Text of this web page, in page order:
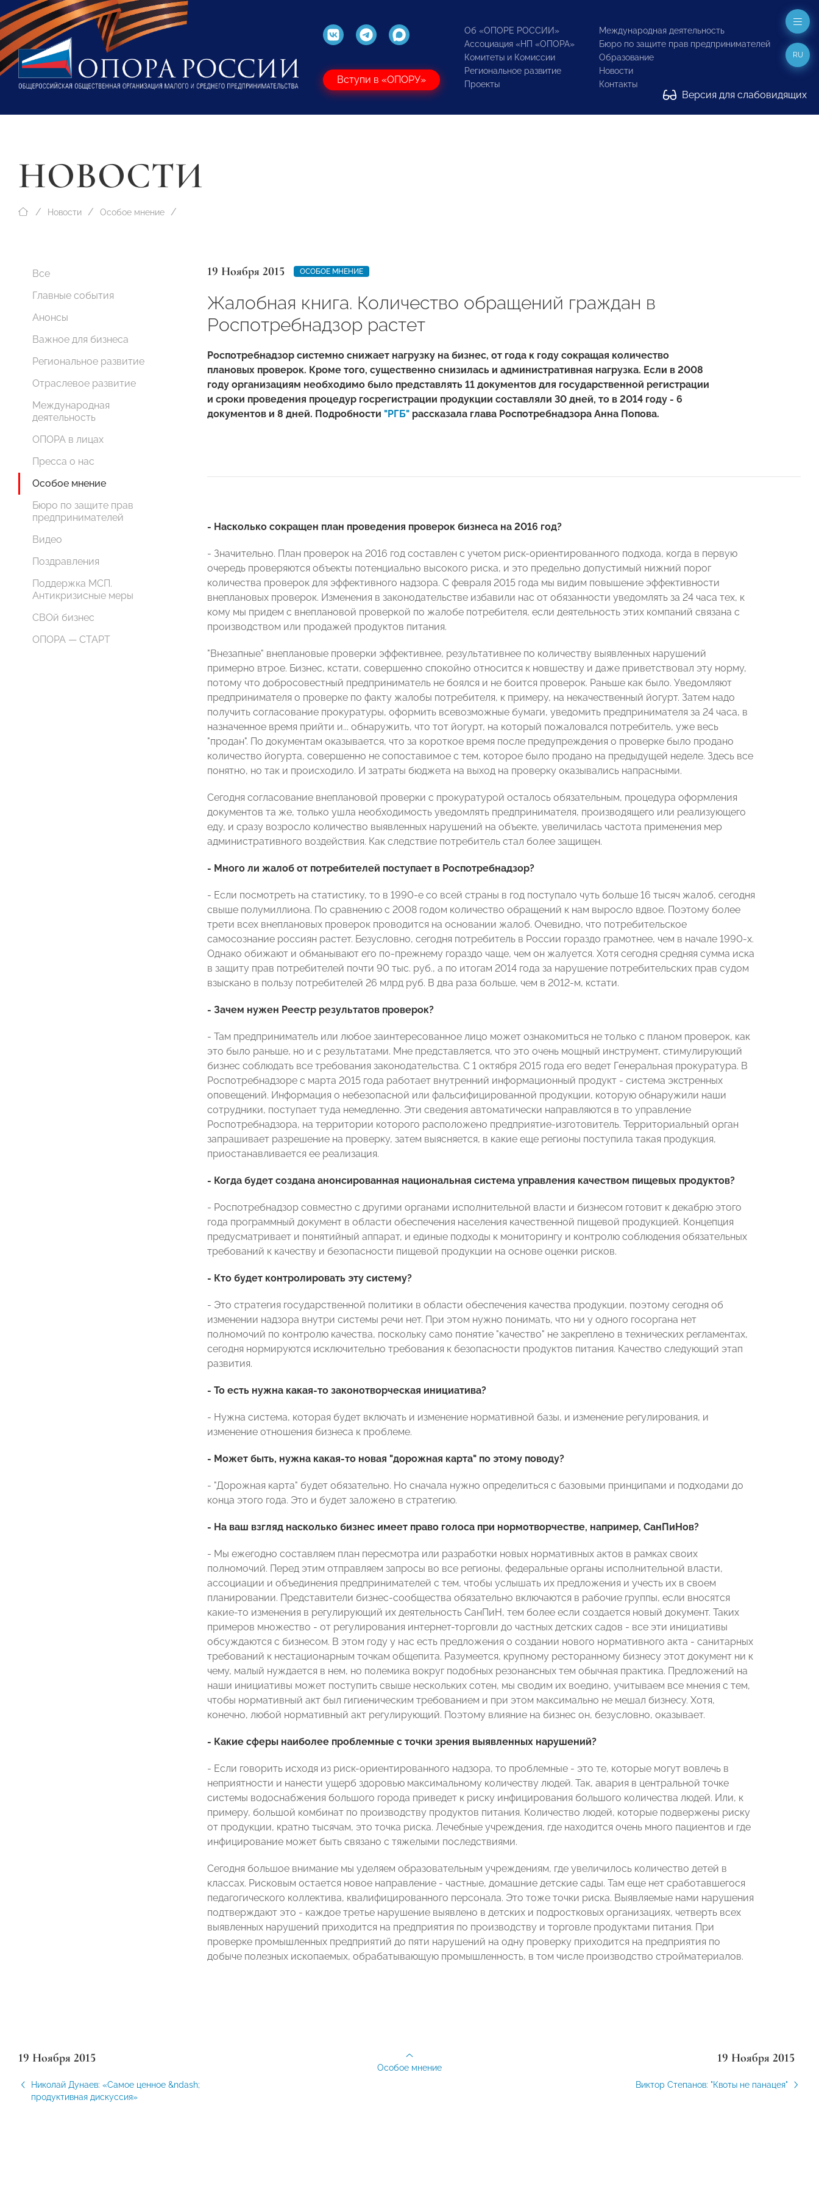
Вступи в «ОПОРУ»
Об «ОПОРЕ РОССИИ»
Ассоциация «НП «ОПОРА»
Комитеты и Комиссии
Региональное развитие
Проекты
Международная деятельность
Бюро по защите прав предпринимателей
Образование
Новости
Контакты
Версия для слабовидящих
RU
НОВОСТИ
Новости Особое мнение
Все
Главные события
Анонсы
Важное для бизнеса
Региональное развитие
Отраслевое развитие
Международная
деятельность
ОПОРА в лицах
Пресса о нас
Особое мнение
Бюро по защите прав
предпринимателей
Видео
Поздравления
Поддержка МСП.
Антикризисные меры
СВОй бизнес
ОПОРА — СТАРТ
19 Ноября 2015 ОСОБОЕ МНЕНИЕ
Жалобная книга. Количество обращений граждан в
Роспотребнадзор растет
Роспотребнадзор системно снижает нагрузку на бизнес, от года к году сокращая количество
плановых проверок. Кроме того, существенно снизилась и административная нагрузка. Если в 2008
году организациям необходимо было представлять 11 документов для государственной регистрации
и сроки проведения процедур госрегистрации продукции составляли 30 дней, то в 2014 году - 6
документов и 8 дней. Подробности "РГБ" рассказала глава Роспотребнадзора Анна Попова.
- Насколько сокращен план проведения проверок бизнеса на 2016 год?
- Значительно. План проверок на 2016 год составлен с учетом риск-ориентированного подхода, когда в первую
очередь проверяются объекты потенциально высокого риска, и это предельно допустимый нижний порог
количества проверок для эффективного надзора. С февраля 2015 года мы видим повышение эффективности
внеплановых проверок. Изменения в законодательстве избавили нас от обязанности уведомлять за 24 часа тех, к
кому мы придем с внеплановой проверкой по жалобе потребителя, если деятельность этих компаний связана с
производством или продажей продуктов питания.
"Внезапные" внеплановые проверки эффективнее, результативнее по количеству выявленных нарушений
примерно втрое. Бизнес, кстати, совершенно спокойно относится к новшеству и даже приветствовал эту норму,
потому что добросовестный предприниматель не боялся и не боится проверок. Раньше как было. Уведомляют
предпринимателя о проверке по факту жалобы потребителя, к примеру, на некачественный йогурт. Затем надо
получить согласование прокуратуры, оформить всевозможные бумаги, уведомить предпринимателя за 24 часа, в
назначенное время прийти и... обнаружить, что тот йогурт, на который пожаловался потребитель, уже весь
"продан". По документам оказывается, что за короткое время после предупреждения о проверке было продано
количество йогурта, совершенно не сопоставимое с тем, которое было продано на предыдущей неделе. Здесь все
понятно, но так и происходило. И затраты бюджета на выход на проверку оказывались напрасными.
Сегодня согласование внеплановой проверки с прокуратурой осталось обязательным, процедура оформления
документов та же, только ушла необходимость уведомлять предпринимателя, производящего или реализующего
еду, и сразу возросло количество выявленных нарушений на объекте, увеличилась частота применения мер
административного воздействия. Как следствие потребитель стал более защищен.
- Много ли жалоб от потребителей поступает в Роспотребнадзор?
- Если посмотреть на статистику, то в 1990-е со всей страны в год поступало чуть больше 16 тысяч жалоб, сегодня
свыше полумиллиона. По сравнению с 2008 годом количество обращений к нам выросло вдвое. Поэтому более
трети всех внеплановых проверок проводится на основании жалоб. Очевидно, что потребительское
самосознание россиян растет. Безусловно, сегодня потребитель в России гораздо грамотнее, чем в начале 1990-х.
Однако обижают и обманывают его по-прежнему гораздо чаще, чем он жалуется. Хотя сегодня средняя сумма иска
в защиту прав потребителей почти 90 тыс. руб., а по итогам 2014 года за нарушение потребительских прав судом
взыскано в пользу потребителей 26 млрд руб. В два раза больше, чем в 2012-м, кстати.
- Зачем нужен Реестр результатов проверок?
- Там предприниматель или любое заинтересованное лицо может ознакомиться не только с планом проверок, как
это было раньше, но и с результатами. Мне представляется, что это очень мощный инструмент, стимулирующий
бизнес соблюдать все требования законодательства. С 1 октября 2015 года его ведет Генеральная прокуратура. В
Роспотребнадзоре с марта 2015 года работает внутренний информационный продукт - система экстренных
оповещений. Информация о небезопасной или фальсифицированной продукции, которую обнаружили наши
сотрудники, поступает туда немедленно. Эти сведения автоматически направляются в то управление
Роспотребнадзора, на территории которого расположено предприятие-изготовитель. Территориальный орган
запрашивает разрешение на проверку, затем выясняется, в какие еще регионы поступила такая продукция,
приостанавливается ее реализация.
- Когда будет создана анонсированная национальная система управления качеством пищевых продуктов?
- Роспотребнадзор совместно с другими органами исполнительной власти и бизнесом готовит к декабрю этого
года программный документ в области обеспечения населения качественной пищевой продукцией. Концепция
предусматривает и понятийный аппарат, и единые подходы к мониторингу и контролю соблюдения обязательных
требований к качеству и безопасности пищевой продукции на основе оценки рисков.
- Кто будет контролировать эту систему?
- Это стратегия государственной политики в области обеспечения качества продукции, поэтому сегодня об
изменении надзора внутри системы речи нет. При этом нужно понимать, что ни у одного госоргана нет
полномочий по контролю качества, поскольку само понятие "качество" не закреплено в технических регламентах,
сегодня нормируются исключительно требования к безопасности продуктов питания. Качество следующий этап
развития.
- То есть нужна какая-то законотворческая инициатива?
- Нужна система, которая будет включать и изменение нормативной базы, и изменение регулирования, и
изменение отношения бизнеса к проблеме.
- Может быть, нужна какая-то новая "дорожная карта" по этому поводу?
- "Дорожная карта" будет обязательно. Но сначала нужно определиться с базовыми принципами и подходами до
конца этого года. Это и будет заложено в стратегию.
- На ваш взгляд насколько бизнес имеет право голоса при нормотворчестве, например, СанПиНов?
- Мы ежегодно составляем план пересмотра или разработки новых нормативных актов в рамках своих
полномочий. Перед этим отправляем запросы во все регионы, федеральные органы исполнительной власти,
ассоциации и объединения предпринимателей с тем, чтобы услышать их предложения и учесть их в своем
планировании. Представители бизнес-сообщества обязательно включаются в рабочие группы, если вносятся
какие-то изменения в регулирующий их деятельность СанПиН, тем более если создается новый документ. Таких
примеров множество - от регулирования интернет-торговли до частных детских садов - все эти инициативы
обсуждаются с бизнесом. В этом году у нас есть предложения о создании нового нормативного акта - санитарных
требований к нестационарным точкам общепита. Разумеется, крупному ресторанному бизнесу этот документ ни к
чему, малый нуждается в нем, но полемика вокруг подобных резонансных тем обычная практика. Предложений на
наши инициативы может поступить свыше нескольких сотен, мы сводим их воедино, учитываем все мнения с тем,
чтобы нормативный акт был гигиеническим требованием и при этом максимально не мешал бизнесу. Хотя,
конечно, любой нормативный акт регулирующий. Поэтому влияние на бизнес он, безусловно, оказывает.
- Какие сферы наиболее проблемные с точки зрения выявленных нарушений?
- Если говорить исходя из риск-ориентированного надзора, то проблемные - это те, которые могут вовлечь в
неприятности и нанести ущерб здоровью максимальному количеству людей. Так, авария в центральной точке
системы водоснабжения большого города приведет к риску инфицирования большого количества людей. Или, к
примеру, большой комбинат по производству продуктов питания. Количество людей, которые подвержены риску
от продукции, кратно тысячам, это точка риска. Лечебные учреждения, где находится очень много пациентов и где
инфицирование может быть связано с тяжелыми последствиями.
Сегодня большое внимание мы уделяем образовательным учреждениям, где увеличилось количество детей в
классах. Рисковым остается новое направление - частные, домашние детские сады. Там еще нет сработавшегося
педагогического коллектива, квалифицированного персонала. Это тоже точки риска. Выявляемые нами нарушения
подтверждают это - каждое третье нарушение выявлено в детских и подростковых организациях, четверть всех
выявленных нарушений приходится на предприятия по производству и торговле продуктами питания. При
проверке промышленных предприятий до пяти нарушений на одну проверку приходится на предприятия по
добыче полезных ископаемых, обрабатывающую промышленность, в том числе производство стройматериалов.
19 Ноября 2015
Николай Дунаев: «Самое ценное &ndash;
продуктивная дискуссия»
19 Ноября 2015
Виктор Степанов: "Квоты не панацея"
Особое мнение